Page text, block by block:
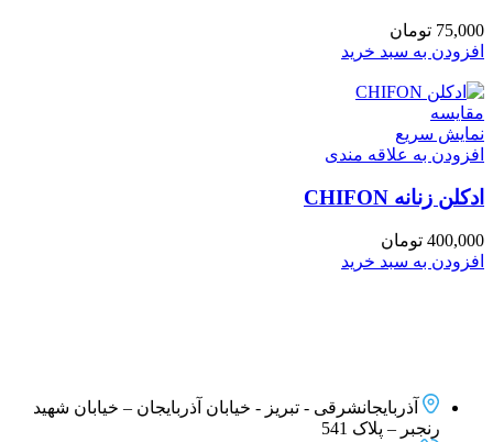
75,000 تومان
افزودن به سبد خرید
مقايسه
نمایش سریع
افزودن به علاقه مندی
ادكلن زنانه CHIFON
400,000 تومان
افزودن به سبد خرید
آذربایجانشرقی - تبریز - خیابان آذربایجان – خیابان شهید
رنجبر – پلاک 541